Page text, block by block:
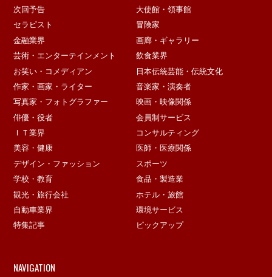
次回予告
大使館・領事館
セラピスト
冒険家
金融業界
画廊・ギャラリー
芸術・エンターテインメント
飲食業界
お笑い・コメディアン
日本伝統芸能・伝統文化
作家・画家・ライター
音楽家・演奏者
写真家・フォトグラファー
映画・映像関係
俳優・役者
会員制サービス
ＩＴ業界
コンサルティング
美容・健康
医師・医療関係
デザイン・ファッション
スポーツ
学校・教育
食品・製造業
観光・旅行会社
ホテル・旅館
自動車業界
環境サービス
特集記事
ピックアップ
NAVIGATION